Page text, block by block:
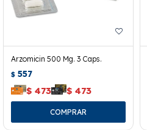
Arzomicin 500 Mg. 3 Caps.
$ 557
$ 473 $ 473